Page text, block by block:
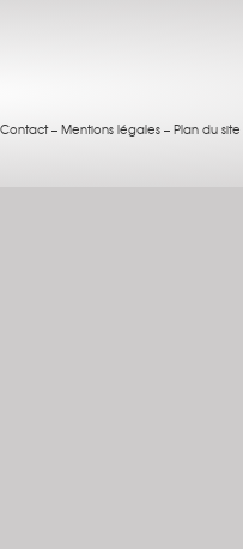
Contact– Mentions légales – Plan du site